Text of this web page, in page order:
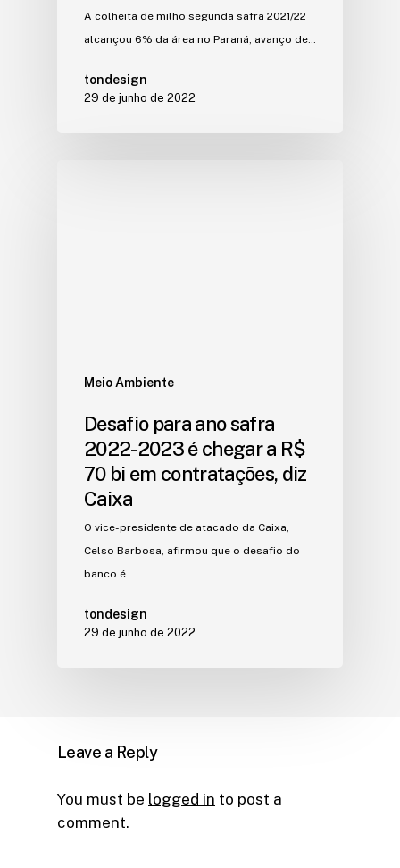
A colheita de milho segunda safra 2021/22
alcançou 6% da área no Paraná, avanço de…
tondesign
29 de junho de 2022
Meio Ambiente
Desafio para ano safra
2022-2023 é chegar a R$
70 bi em contratações, diz
Caixa
O vice-presidente de atacado da Caixa,
Celso Barbosa, afirmou que o desafio do
banco é…
tondesign
29 de junho de 2022
Leave a Reply
You must be logged in to post a
comment.